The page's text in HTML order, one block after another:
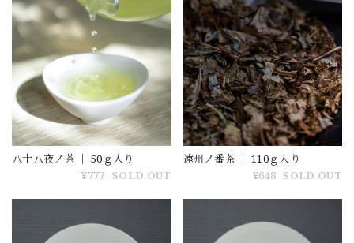
八十八夜ノ茶 ｜ 50ｇ入り
¥777 SOLD OUT
遠州ノ番茶 ｜ 110ｇ入り
¥648 SOLD OUT